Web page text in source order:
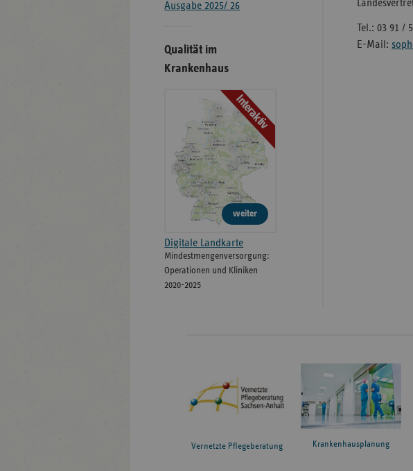
Tel.: 03 91 /
E-Mail:
Ausgabe 2025/ 26
Qualität im
Krankenhaus
Interaktiv
weiter
Digitale Landkarte
Mindestmengenversorgung:
Operationen und Kliniken
2020-2025
Vernetzte Pflegeberatung Krankenhausplanung